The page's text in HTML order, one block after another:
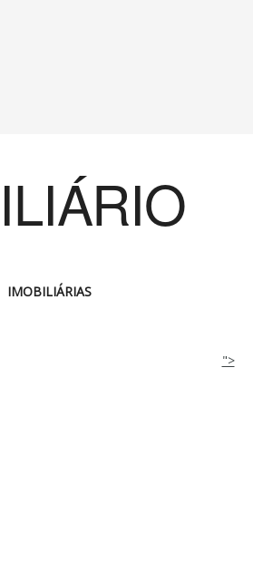
IMOBILIÁRIAS
">